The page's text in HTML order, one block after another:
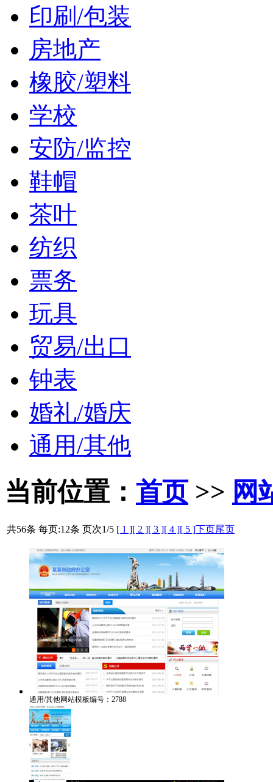
印刷/包装
房地产
橡胶/塑料
学校
安防/监控
鞋帽
茶叶
纺织
票务
玩具
贸易/出口
钟表
婚礼/婚庆
通用/其他
当前位置： 首页>> 网
共56条 每页:12条 页次1/5 [ 1 ][ 2 ][ 3 ][ 4 ][ 5 ]下页尾页
通用/其他网站模板编号：2788